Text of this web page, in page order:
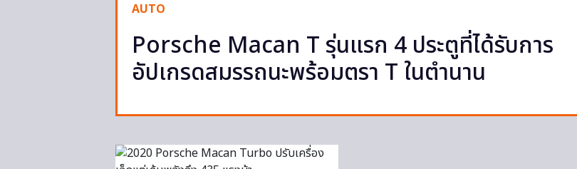
AUTO
Porsche Macan T รุ่นแรก 4 ประตูที่ได้รับการ
อัปเกรดสมรรถนะพร้อมตรา T ในตำนาน